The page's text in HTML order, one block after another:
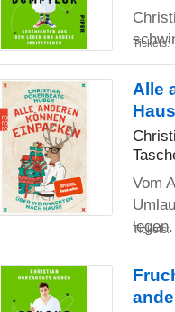
Tickets:
Alle
Vom
Tickets: